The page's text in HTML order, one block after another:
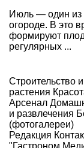
Июль — один из
огороде. В это
формируют
регулярных ...
Строительство
растения
Арсенал
и развлечения
(фотогалереи)
Редакция